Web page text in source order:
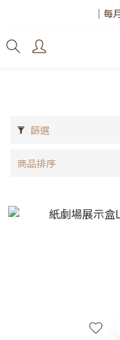
✨註冊
｜每
✨註冊
篩選
商品排序